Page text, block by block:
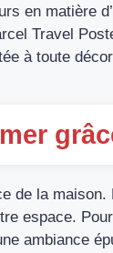
en matière
Travel
à toute
de la maison.
espace.
ambiance